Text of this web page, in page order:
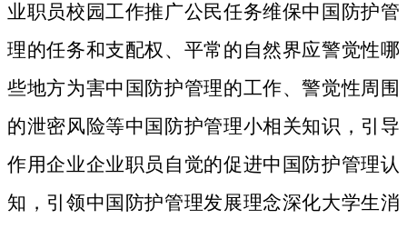
业职员校园工作推广公民任务维保中国防护管
理的任务和支配权、平常的自然界应警觉性哪
些地方为害中国防护管理的工作、警觉性周围
的泄密风险等中国防护管理小相关知识，引导
作用企业企业职员自觉的促进中国防护管理认
知，引领中国防护管理发展理念深化大学生消